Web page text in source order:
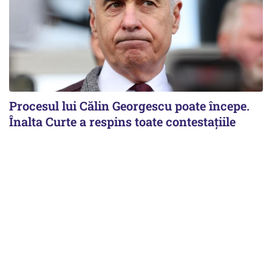
Procesul lui Călin Georgescu poate începe.
Înalta Curte a respins toate contestațiile